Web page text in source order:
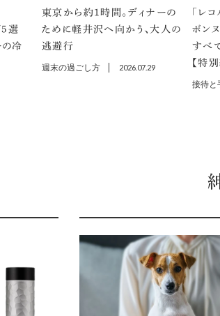
5選
の冷
東京から約1時間。ディナーの
ために軽井沢へ向かう、大人の
逃避行
週末の過ごし方 2026.07.29
「レ
ボンヌ
すべ
【特
接待と